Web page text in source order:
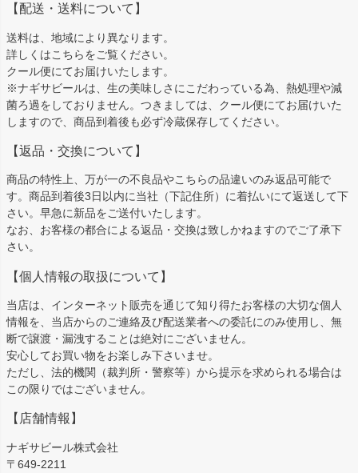
【配送・送料について】
送料は、地域により異なります。
詳しくはこちらをご覧ください。
クール便にてお届けいたします。
※ナギサビールは、生の美味しさにこだわっている為、熱処理や減
菌ろ過をしておりません。つきましては、クール便にてお届けいた
しますので、商品到着後も必ず冷蔵保存してください。
【返品・交換について】
商品の特性上、万が一の不良品やこちらの品違いのみ返品可能で
す。商品到着後3日以内に当社（下記住所）に着払いにて返送して下
さい。早急に新品をご送付いたします。
なお、お客様の都合による返品・交換は致しかねますのでご了承下
さい。
【個人情報の取扱について】
当店は、インターネット販売を通じて知り得たお客様の大切な個人
情報を、当店からのご連絡及び配送業者への委託にのみ使用し、無
断で譲渡・漏洩することは絶対にございません。
安心してお買い物をお楽しみ下さいませ。
ただし、法的機関（裁判所・警察等）から提示を求められる場合は
この限りではございません。
【店舗情報】
ナギサビール株式会社
〒649-2211